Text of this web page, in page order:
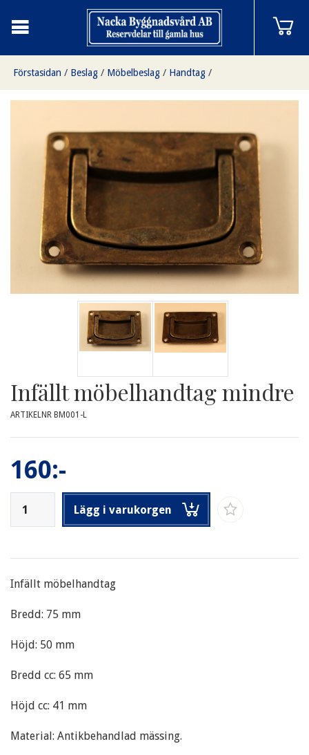
Förstasidan / Beslag / Möbelbeslag / Handtag /
Infällt möbelhandtag mindre
ARTIKELNR BM001-L
160:-
Lägg i varukorgen
Infällt möbelhandtag
Bredd: 75 mm
Höjd: 50 mm
Bredd cc: 65 mm
Höjd cc: 41 mm
Material: Antikbehandlad mässing.